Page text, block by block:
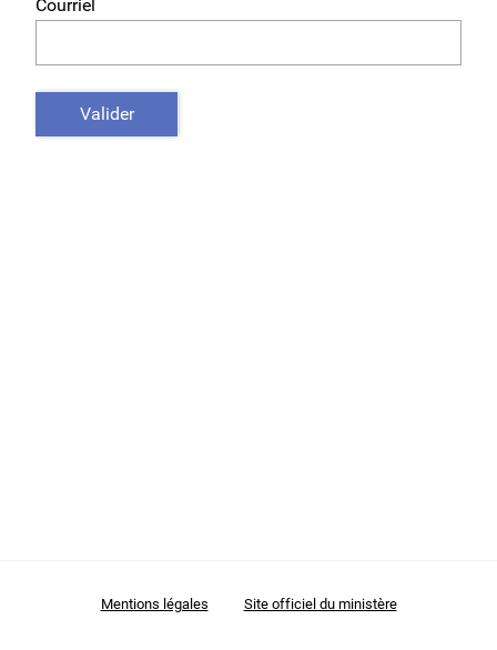
RH - Vie de l'agent
Concours, métiers et ressources humaines
Courriel
Valider
Mentions légales Site officiel du ministère